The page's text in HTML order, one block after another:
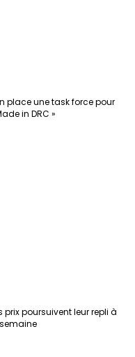
place une task force pour
in DRC »
poursuivent leur repli à